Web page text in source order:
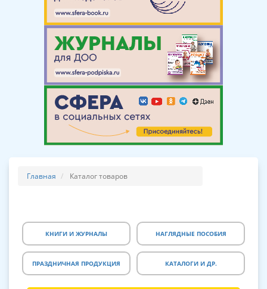
Главная Каталог товаров
КНИГИ И ЖУРНАЛЫ НАГЛЯДНЫЕ ПОСОБИЯ
ПРАЗДНИЧНАЯ ПРОДУКЦИЯ КАТАЛОГИ И ДР.